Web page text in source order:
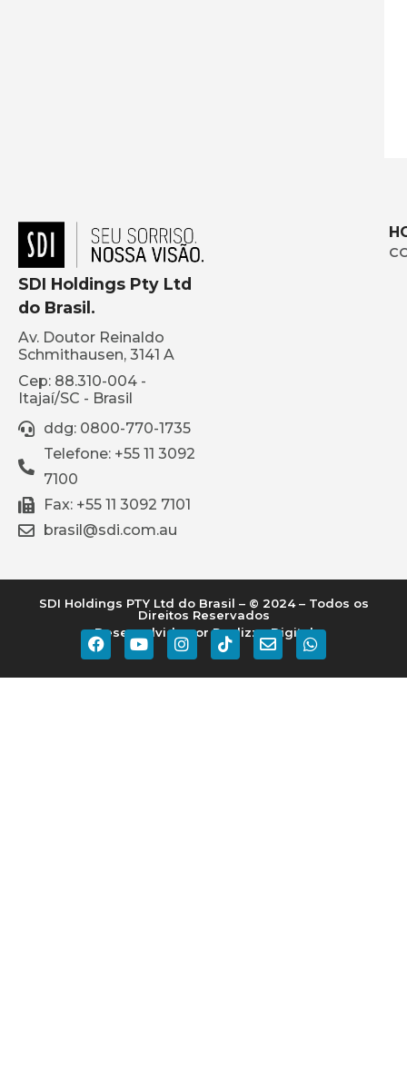
SDI Holdings Pty Ltd
do Brasil.
Av. Doutor Reinaldo
Schmithausen, 3141 A
Cep: 88.310-004 -
Itajaí/SC - Brasil
ddg: 0800-770-1735
Telefone: +55 11 3092
7100
Fax: +55 11 3092 7101
brasil@sdi.com.au
SDI Holdings PTY Ltd do Brasil – © 2024 – Todos os
Direitos Reservados
Desenvolvido por Realizze Digital